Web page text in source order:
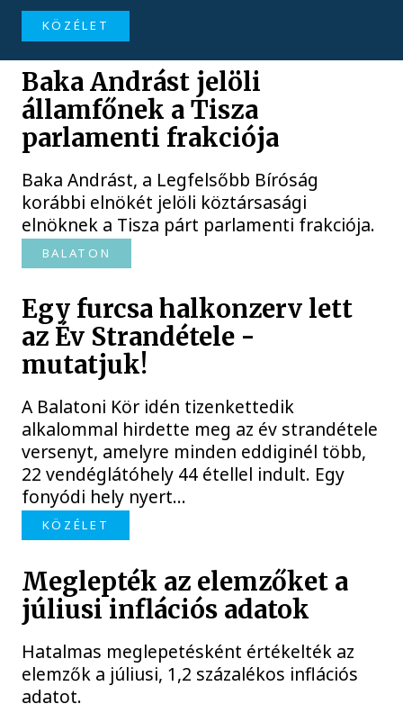
KÖZÉLET
Baka Andrást jelöli
államfőnek a Tisza
parlamenti frakciója
Baka Andrást, a Legfelsőbb Bíróság
korábbi elnökét jelöli köztársasági
elnöknek a Tisza párt parlamenti frakciója.
BALATON
Egy furcsa halkonzerv lett
az Év Strandétele -
mutatjuk!
A Balatoni Kör idén tizenkettedik
alkalommal hirdette meg az év strandétele
versenyt, amelyre minden eddiginél több,
22 vendéglátóhely 44 étellel indult. Egy
fonyódi hely nyert...
KÖZÉLET
Meglepték az elemzőket a
júliusi inflációs adatok
Hatalmas meglepetésként értékelték az
elemzők a júliusi, 1,2 százalékos inflációs
adatot.